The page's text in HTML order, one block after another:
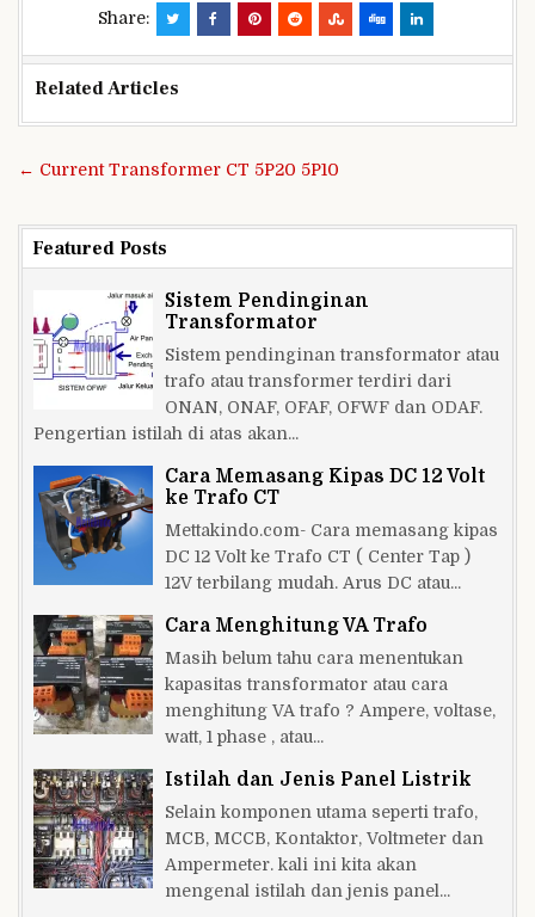
Share:
Related Articles
Navigasi
← Current Transformer CT 5P20 5P10
Featured Posts
Sistem Pendinginan
Transformator
Sistem pendinginan transformator atau
trafo atau transformer terdiri dari
ONAN, ONAF, OFAF, OFWF dan ODAF.
Pengertian istilah di atas akan...
Cara Memasang Kipas DC 12 Volt
ke Trafo CT
Mettakindo.com- Cara memasang kipas
DC 12 Volt ke Trafo CT ( Center Tap )
12V terbilang mudah. Arus DC atau...
Cara Menghitung VA Trafo
Masih belum tahu cara menentukan
kapasitas transformator atau cara
menghitung VA trafo ? Ampere, voltase,
watt, 1 phase , atau...
Istilah dan Jenis Panel Listrik
Selain komponen utama seperti trafo,
MCB, MCCB, Kontaktor, Voltmeter dan
Ampermeter. kali ini kita akan
mengenal istilah dan jenis panel...